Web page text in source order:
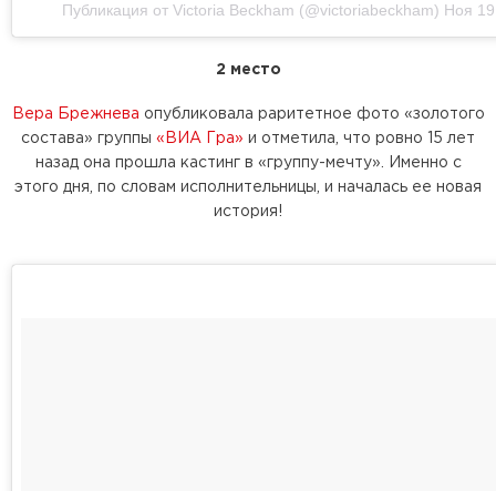
Публикация от Victoria Beckham (@victoriabeckham) Ноя
2 место
Вера Брежнева опубликовала раритетное фото «золотого
состава» группы «ВИА Гра» и отметила, что ровно 15 лет
назад она прошла кастинг в «группу-мечту». Именно с
этого дня, по словам исполнительницы, и началась ее новая
история!